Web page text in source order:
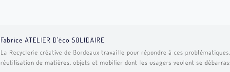
Fabrice ATELIER D'éco SOLIDAIRE
La Recyclerie créative de Bordeaux travaille pour répondre à ces
réutilisation de matières, objets et mobilier dont les usagers veulent se